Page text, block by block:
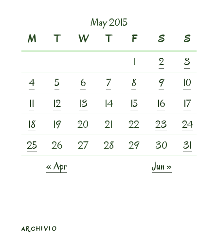
May 2015
M
T W T F S
S
1
2
3
4
5 6 7 8 9
10
11
12 13 14 15 16
17
18
19 20 21 22 23
24
25
26 27 28 29 30
31
« Apr
Jun »
ARCHIVIO